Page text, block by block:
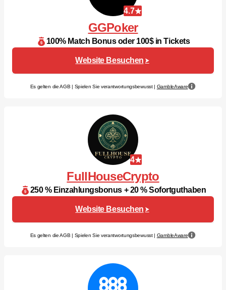
4.7
GGPoker
100% Match Bonus oder 100$ in Tickets
Website Besuchen
Es gelten die AGB | Spielen Sie verantwortungsbewusst | GambleAware
4
FullHouseCrypto
250 % Einzahlungsbonus + 20 % Sofortguthaben
Website Besuchen
Es gelten die AGB | Spielen Sie verantwortungsbewusst | GambleAware